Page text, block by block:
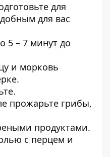
для
для вас
5 – 7 минут до
и морковь
прожарьте грибы,
продуктами.
с перцем и